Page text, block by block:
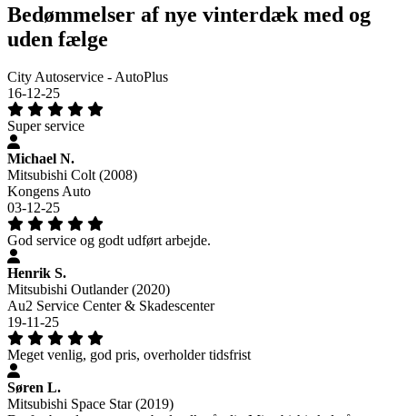
Bedømmelser af nye vinterdæk med og
uden fælge
City Autoservice - AutoPlus
16-12-25
Super service
Michael N.
Mitsubishi Colt (2008)
Kongens Auto
03-12-25
God service og godt udført arbejde.
Henrik S.
Mitsubishi Outlander (2020)
Au2 Service Center & Skadescenter
19-11-25
Meget venlig, god pris, overholder tidsfrist
Søren L.
Mitsubishi Space Star (2019)